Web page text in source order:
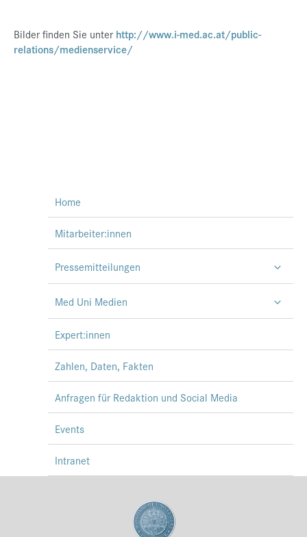
Bilder finden Sie unter http://www.i-med.ac.at/public-
relations/medienservice/
Home
Mitarbeiter:innen
Pressemitteilungen
Med Uni Medien
Expert:innen
Zahlen, Daten, Fakten
Anfragen für Redaktion und Social Media
Events
Intranet